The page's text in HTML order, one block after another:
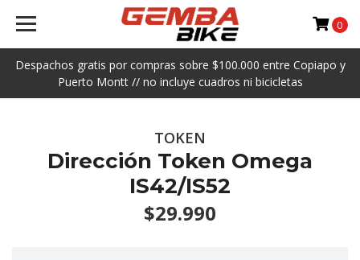
Despachos gratis por compras sobre $100.000 entre Copiapo y
Puerto Montt // no incluye cuadros ni bicicletas
0
TOKEN
Dirección Token Omega
IS42/IS52
$29.990